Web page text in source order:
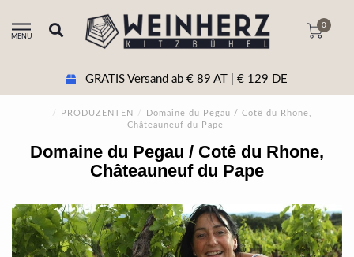
MENU
0
€ 89 AT | € 129 DE +43 5356 20511
/ PRODUZENTEN /
Domaine du Pegau / Cotê du Rhone,
Châteauneuf du Pape
Domaine du Pegau / Cotê du Rhone,
Châteauneuf du Pape